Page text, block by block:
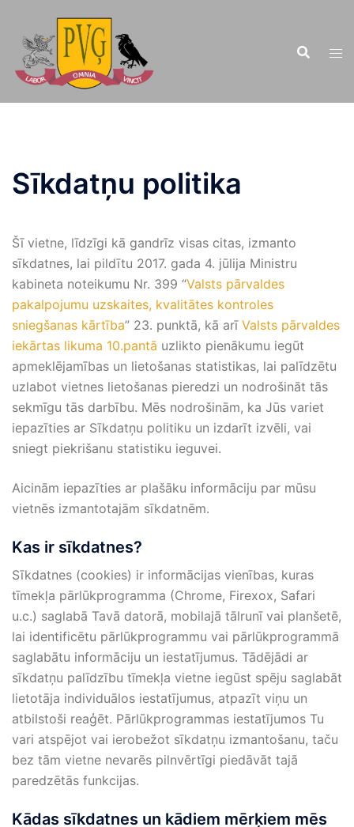
saturu
Sīkdatņu politika
Šī vietne, līdzīgi kā gandrīz visas citas, izmanto
sīkdatnes, lai pildītu 2017. gada 4. jūlija Ministru
kabineta noteikumu Nr. 399 “Valsts pārvaldes
pakalpojumu uzskaites, kvalitātes kontroles
sniegšanas kārtība” 23. punktā, kā arī Valsts pārvaldes
iekārtas likuma 10.pantā uzlikto pienākumu iegūt
apmeklējamības un lietošanas statistikas, lai palīdzētu
uzlabot vietnes lietošanas pieredzi un nodrošināt tās
sekmīgu tās darbību. Mēs nodrošinām, ka Jūs variet
iepazīties ar Sīkdatņu politiku un izdarīt izvēli, vai
sniegt piekrišanu statistiku ieguvei.
Aicinām iepazīties ar plašāku informāciju par mūsu
vietnēs izmantotajām sīkdatnēm.
Kas ir sīkdatnes?
Sīkdatnes (cookies) ir informācijas vienības, kuras
tīmekļa pārlūkprogramma (Chrome, Firexox, Safari
u.c.) saglabā Tavā datorā, mobilajā tālrunī vai planšetē,
lai identificētu pārlūkprogrammu vai pārlūkprogrammā
saglabātu informāciju un iestatījumus. Tādējādi ar
sīkdatņu palīdzību tīmekļa vietne iegūst spēju saglabāt
lietotāja individuālos iestatījumus, atpazīt viņu un
atbilstoši reaģēt. Pārlūkprogrammas iestatījumos Tu
vari atspējot vai ierobežot sīkdatņu izmantošanu, taču
bez tām vietne nevarēs pilnvērtīgi piedāvāt tajā
paredzētās funkcijas.
Kādas sīkdatnes un kādiem mērķiem mēs